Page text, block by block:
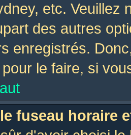
etc. Veuillez
des autres
enregistrés.
le faire, si
fuseau horaire